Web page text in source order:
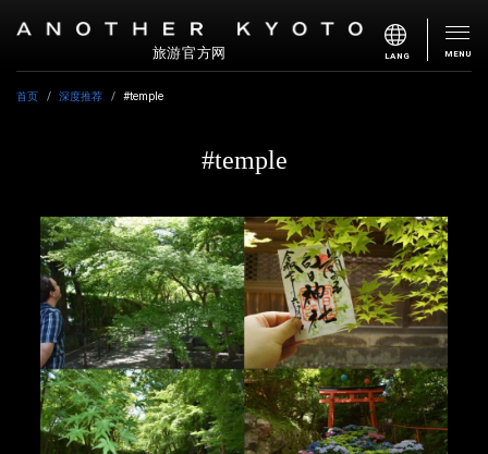
旅游官方网 LANG MENU
首页 深度推荐 #temple
#temple